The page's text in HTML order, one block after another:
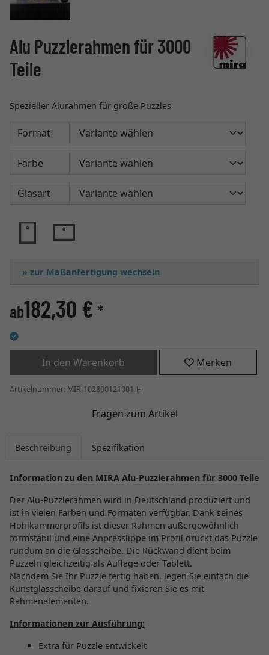
Alu Puzzlerahmen für 3000
Teile
Spezieller Alurahmen für große Puzzles
Format
Farbe
Glasart
» zur Maßanfertigung wechseln
ab182,30 € *
In den Warenkorb Merken
Artikelnummer: MIR-102800121001-H
Fragen zum Artikel
Beschreibung Spezifikation
Information zu den MIRA Alu-Puzzlerahmen für 3000 Teile
Der Alu-Puzzlerahmen wird in Deutschland produziert und
ist in vielen Farben und Formaten verfügbar. Dank seines
Hohlkammerprofils ist dieser Rahmen außergewöhnlich
formstabil und eine Anpresslippe im Profil drückt das Puzzle
rundum an die Glasscheibe. Die Rückwand dient beim
Puzzeln gleichzeitig als Auflage oder Tablett.
Nachdem Sie Ihr Puzzle fertig haben, legen Sie einfach die
Kunstglasscheibe darauf und fixieren Sie es mit
Rahmenelementen.
Informationen zur Ausführung:
Extra für Puzzle entwickelt